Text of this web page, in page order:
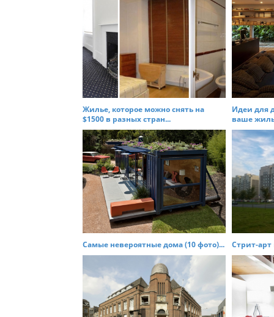
v
g
a
t
o
n
Жилье, которое можно снять на
$1500 в разных стран...
Идеи для
ваше
Самые невероятные дома (10 фото)... Стрит-арт